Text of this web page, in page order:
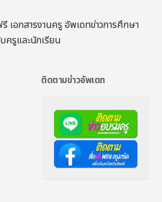
เอกสารงานครู อัพเดทข่าวการศึกษา
ครูและนักเรียน
ติดตามข่าวอัพเดท